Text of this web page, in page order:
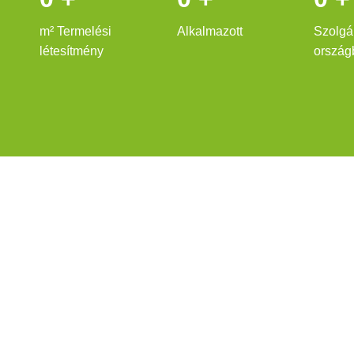
m² Termelési
létesítmény
Alkalmazott